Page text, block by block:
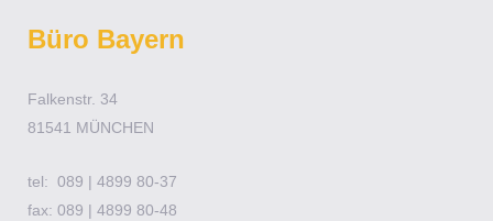
Büro Bayern
Falkenstr. 34
81541 MÜNCHEN
tel: 089 | 4899 80-37
fax: 089 | 4899 80-48